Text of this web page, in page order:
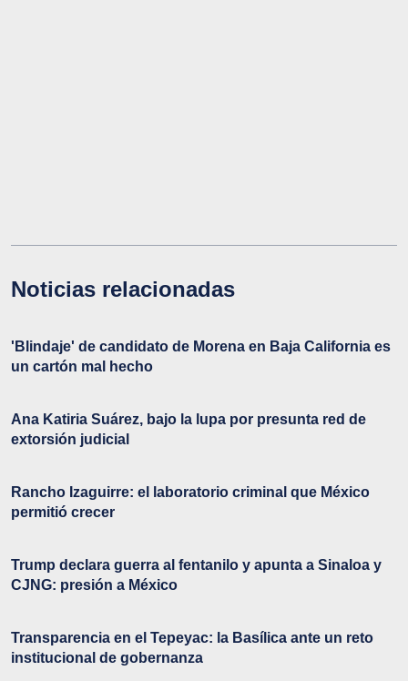
Noticias relacionadas
'Blindaje' de candidato de Morena en Baja California es
un cartón mal hecho
Ana Katiria Suárez, bajo la lupa por presunta red de
extorsión judicial
Rancho Izaguirre: el laboratorio criminal que México
permitió crecer
Trump declara guerra al fentanilo y apunta a Sinaloa y
CJNG: presión a México
Transparencia en el Tepeyac: la Basílica ante un reto
institucional de gobernanza